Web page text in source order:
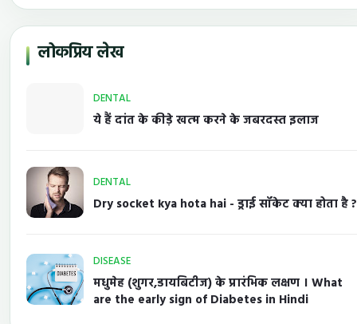
लोकप्रिय लेख
DENTAL
ये हैं दांत के कीड़े खत्म करने के जबरदस्त इलाज
DENTAL
Dry socket kya hota hai - ड्राई सॉकेट क्या होता है ?
DISEASE
मधुमेह (शुगर,डायबिटीज) के प्रारंभिक लक्षण । What
are the early sign of Diabetes in Hindi